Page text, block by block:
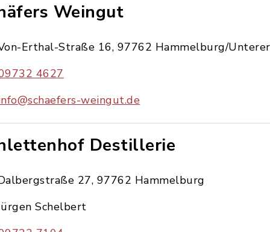
Weingut
Erthal-Straße 16, 97762 Hammelburg/
4627
weingut.de
Destillerie
27, 97762 Hammelburg
Schelbert